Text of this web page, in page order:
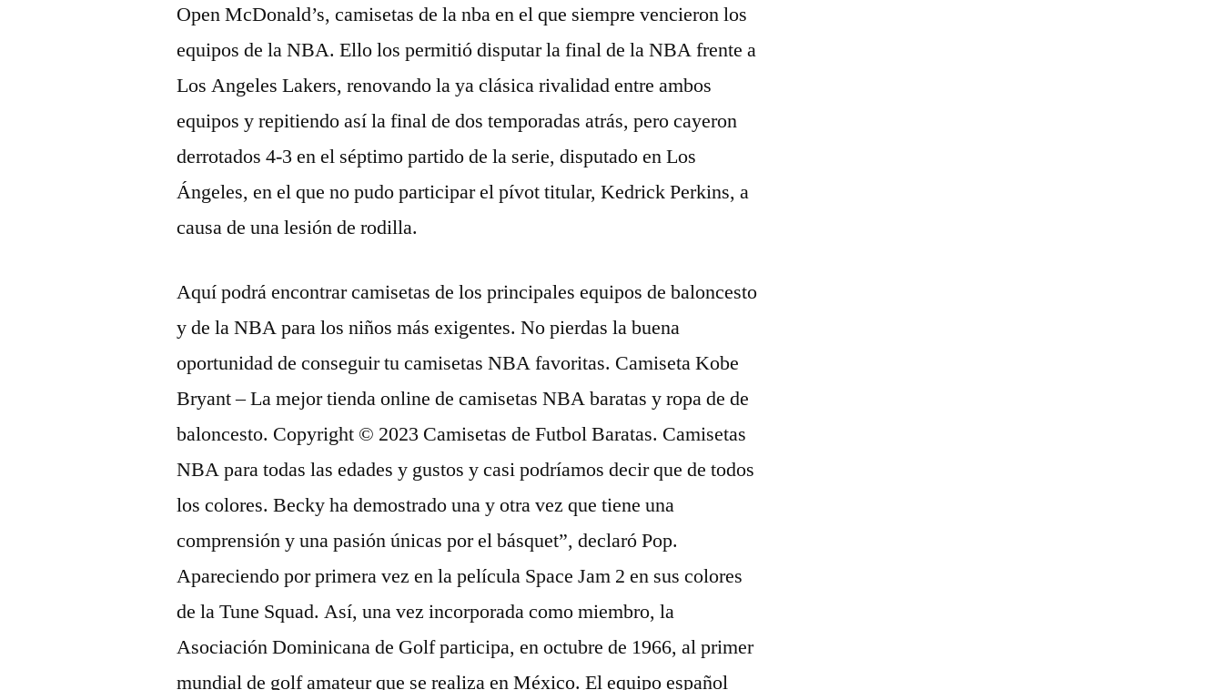
Open McDonald’s, camisetas de la nba en el que siempre vencieron los
equipos de la NBA. Ello los permitió disputar la final de la NBA frente a
Los Angeles Lakers, renovando la ya clásica rivalidad entre ambos
equipos y repitiendo así la final de dos temporadas atrás, pero cayeron
derrotados 4-3 en el séptimo partido de la serie, disputado en Los
Ángeles, en el que no pudo participar el pívot titular, Kedrick Perkins, a
causa de una lesión de rodilla.
Aquí podrá encontrar camisetas de los principales equipos de baloncesto
y de la NBA para los niños más exigentes. No pierdas la buena
oportunidad de conseguir tu camisetas NBA favoritas. Camiseta Kobe
Bryant – La mejor tienda online de camisetas NBA baratas y ropa de de
baloncesto. Copyright © 2023 Camisetas de Futbol Baratas. Camisetas
NBA para todas las edades y gustos y casi podríamos decir que de todos
los colores. Becky ha demostrado una y otra vez que tiene una
comprensión y una pasión únicas por el básquet”, declaró Pop.
Apareciendo por primera vez en la película Space Jam 2 en sus colores
de la Tune Squad. Así, una vez incorporada como miembro, la
Asociación Dominicana de Golf participa, en octubre de 1966, al primer
mundial de golf amateur que se realiza en México. El equipo español